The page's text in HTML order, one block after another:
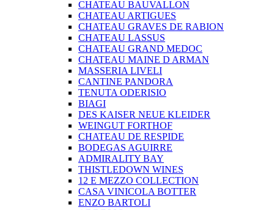
CHATEAU BAUVALLON
CHATEAU ARTIGUES
CHATEAU GRAVES DE RABION
CHATEAU LASSUS
CHATEAU GRAND MEDOC
CHATEAU MAINE D ARMAN
MASSERIA LIVELI
CANTINE PANDORA
TENUTA ODERISIO
BIAGI
DES KAISER NEUE KLEIDER
WEINGUT FORTHOF
CHATEAU DE RESPIDE
BODEGAS AGUIRRE
ADMIRALITY BAY
THISTLEDOWN WINES
12 E MEZZO COLLECTION
CASA VINICOLA BOTTER
ENZO BARTOLI